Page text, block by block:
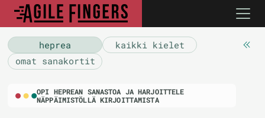
heprea
kaikki kielet
omat sanakortit
OPI HEPREAN SANASTOA JA HARJOITTELE
NÄPPÄIMISTÖLLÄ KIRJOITTAMISTA